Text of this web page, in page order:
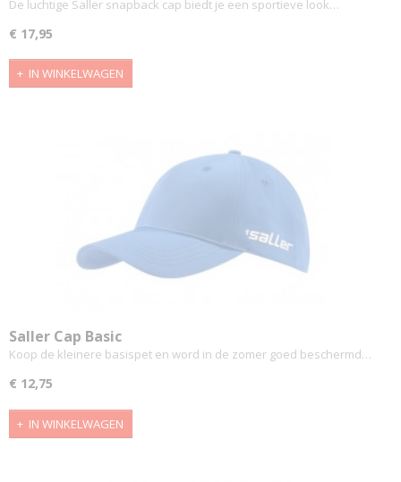
De luchtige Saller snapback cap biedt je een sportieve look…
€ 17,95
IN WINKELWAGEN
Saller Cap Basic
Koop de kleinere basispet en word in de zomer goed beschermd…
€ 12,75
IN WINKELWAGEN